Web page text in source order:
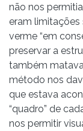
não nos
eram limitações
verme “em
preservar a
também
método nos
que estava
“quadro” de
nos permitir